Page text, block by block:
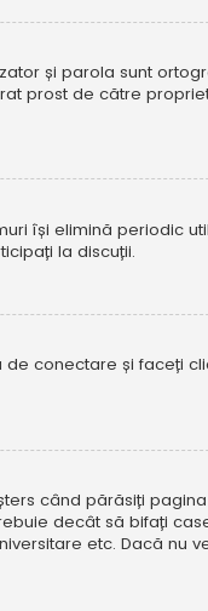
și parola sunt
prost de către
își elimină periodic
la discuții.
de conectare și faceți
când părăsiți
decât să bifați
etc. Dacă nu